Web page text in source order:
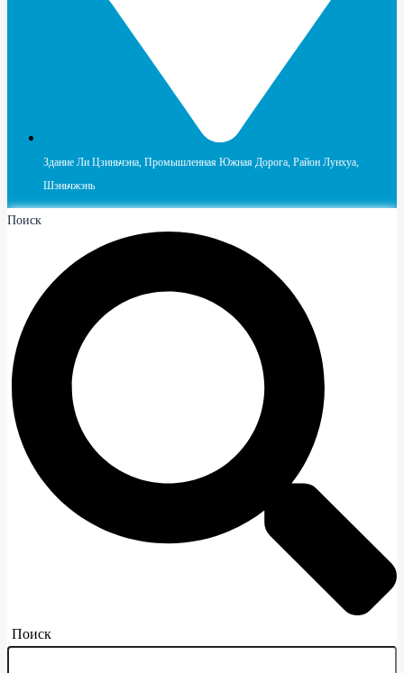
Здание Ли Цзиньчэна, Промышленная Южная Дорога, Район Лунхуа,
Шэньчжэнь
Поиск
Поиск